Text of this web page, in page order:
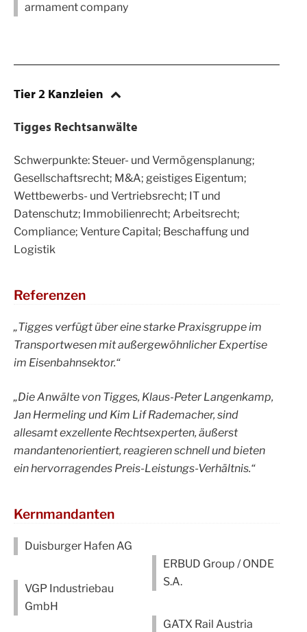
armament company
Tier 2 Kanzleien
Tigges Rechtsanwälte
Schwerpunkte: Steuer- und Vermögensplanung;
Gesellschaftsrecht; M&A; geistiges Eigentum;
Wettbewerbs- und Vertriebsrecht; IT und
Datenschutz; Immobilienrecht; Arbeitsrecht;
Compliance; Venture Capital; Beschaffung und
Logistik
Referenzen
„Tigges verfügt über eine starke Praxisgruppe im
Transportwesen mit außergewöhnlicher Expertise
im Eisenbahnsektor.“
„Die Anwälte von Tigges, Klaus-Peter Langenkamp, ​​
Jan Hermeling und Kim Lif Rademacher, sind
allesamt exzellente Rechtsexperten, äußerst
mandantenorientiert, reagieren schnell und bieten
ein hervorragendes Preis-Leistungs-Verhältnis.“
Kernmandanten
Duisburger Hafen AG
VGP Industriebau
GmbH
ERBUD Group / ONDE
S.A.
GATX Rail Austria